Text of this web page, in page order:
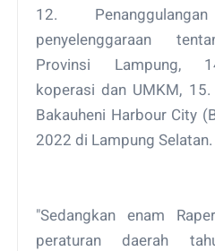
12.
penyelenggaraan
Provinsi Lampung,
koperasi dan UMKM,
Bakauheni Harbour City
2022 di Lampung Selatan.
"Sedangkan enam
peraturan daerah